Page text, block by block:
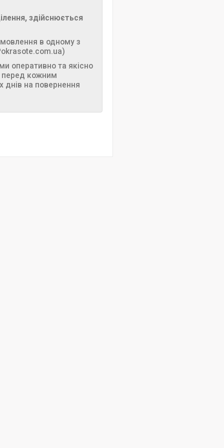
здійснюється
в одному з
оперативно та якісно
перед кожним
днів на повернення